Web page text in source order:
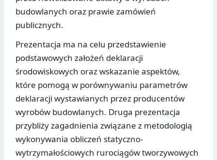
budowlanych oraz prawie zamówień
publicznych.
Prezentacja ma na celu przedstawienie
podstawowych założeń deklaracji
środowiskowych oraz wskazanie aspektów,
które pomogą w porównywaniu parametrów
deklaracji wystawianych przez producentów
wyrobów budowlanych. Druga prezentacja
przybliży zagadnienia związane z metodologią
wykonywania obliczeń statyczno-
wytrzymałościowych rurociągów tworzywowych